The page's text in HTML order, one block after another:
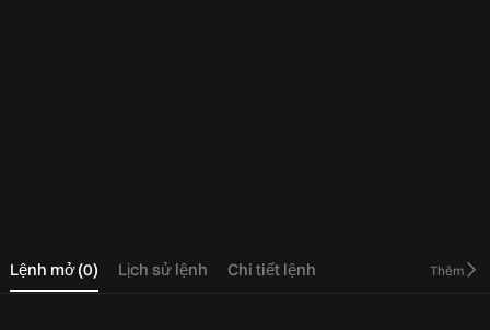
Lệnh mở(0) Lịch sử lệnh Chi tiết lệnh Thêm